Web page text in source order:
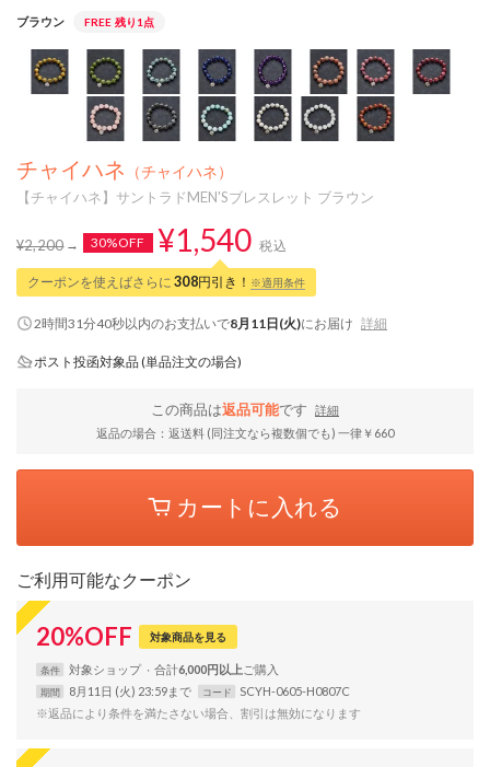
ブラウン FREE 残り1点
チャイハネ （チャイハネ）
【チャイハネ】サントラドMEN'Sブレスレット ブラウン
¥2,200 30%OFF ¥1,540 税込
クーポンを使えばさらに 308円引き！ ※適用条件
2時間31分39秒以内のお支払いで8月11日(火)にお届け 詳細
ポスト投函対象品 (単品注文の場合)
この商品は返品可能です
詳細
返品の場合：返送料 (同注文なら複数個でも) 一律￥660
カートに入れる
ご利用可能なクーポン
20%OFF 対象商品を見る
条件 対象ショップ 合計6,000円以上
期間 8月11日 (火) 23:59まで コード
SCYH-0605-H0807C
※返品により条件を満たさない場合、割引は無効になります